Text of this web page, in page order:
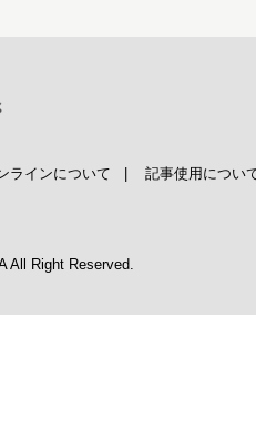
ラインについて 記事使用につい
All Right Reserved.